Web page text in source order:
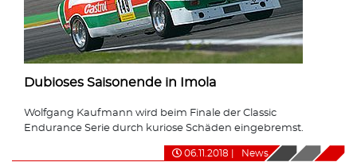
Dubioses Saisonende in Imola
Wolfgang Kaufmann wird beim Finale der Classic
Endurance Serie durch kuriose Schäden eingebremst.
06.11.2018 News